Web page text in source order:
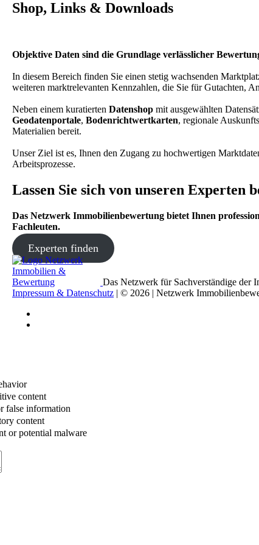
Shop, Links & Downloads
Objektive Daten sind die Grundlage verlässlicher
In diesem Bereich finden Sie einen stetig wachsenden
weiteren marktrelevanten Kennzahlen, die Sie für Gutachten,
Neben einem kuratierten Datenshop mit ausgewählten
Geodatenportale, Bodenrichtwertkarten, regionale
Materialien bereit.
Unser Ziel ist es, Ihnen den Zugang zu hochwertigen
Arbeitsprozesse.
Lassen Sie sich von unseren Experten
Das Netzwerk Immobilienbewertung bietet Ihnen
Fachleuten.
Experten finden
Das Netzwerk für Sachverständige der
Impressum & Datenschutz | © 2026 | Netzwerk
content
false information
content
or potential malware